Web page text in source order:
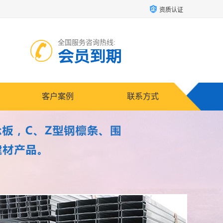
资质认证
全国服务咨询热线:
会员到期
客户案例 联系方式